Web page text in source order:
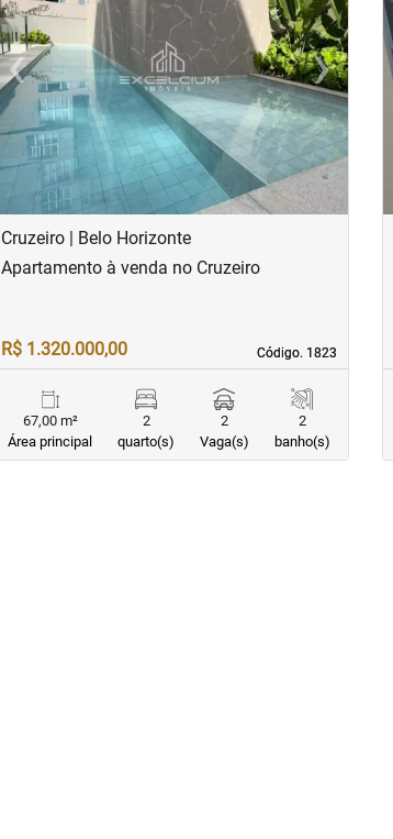
‹Previous ›Next
Cruzeiro | Belo Horizonte
Código. 1823
Código. 1823
Apartamento à venda no Cruzeiro
R$ 1.320.000,00
67,00 m²
Área principal
2
quarto(s)
2
Vaga(s)
2
banho(s)